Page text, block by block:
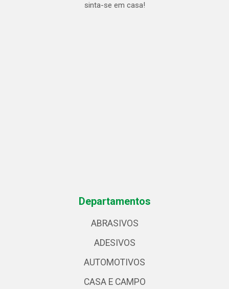
sinta-se em casa!
Departamentos
ABRASIVOS
ADESIVOS
AUTOMOTIVOS
CASA E CAMPO